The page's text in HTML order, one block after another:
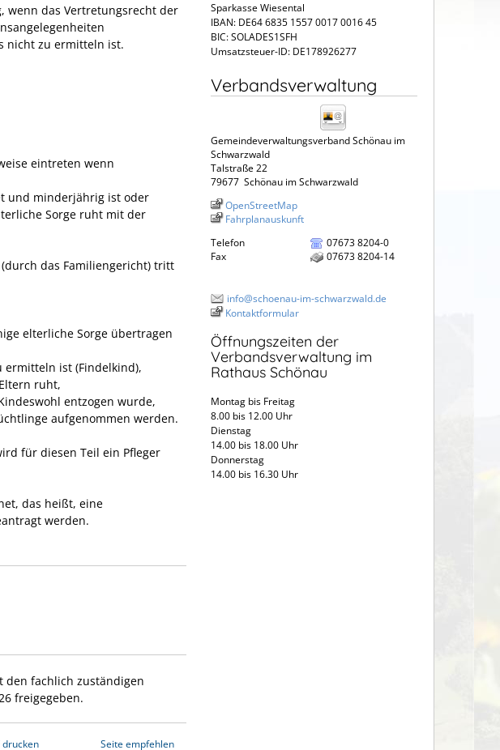
wenn das Vertretungsrecht der
nicht zu ermitteln ist.
eintreten wenn
und minderjährig ist oder
Sorge ruht mit der
das Familiengericht) tritt
elterliche Sorge übertragen
ist (Findelkind),
ruht,
entzogen wurde,
aufgenommen werden.
für diesen Teil ein Pfleger
das heißt, eine
werden.
den fachlich zuständigen
freigegeben.
drucken Seite empfehlen
Sparkasse Wiesental
IBAN: DE64 6835 1557 0017 0016 45
BIC: SOLADES1SFH
Umsatzsteuer-ID: DE178926277
Verbandsverwaltung
Gemeindeverwaltungsverband Schönau im
Schwarzwald
Talstraße 22
79677 Schönau im Schwarzwald
OpenStreetMap
Fahrplanauskunft
Telefon
07673 8204-0
Fax
07673 8204-14
info@schoenau-im-schwarzwald.de
Kontaktformular
Öffnungszeiten der
Verbandsverwaltung im
Rathaus Schönau
Montag bis Freitag
8.00 bis 12.00 Uhr
Dienstag
14.00 bis 18.00 Uhr
Donnerstag
14.00 bis 16.30 Uhr